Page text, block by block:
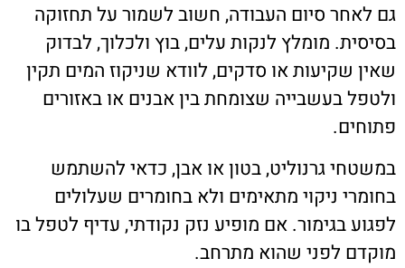
גם לאחר סיום העבודה, חשוב לשמור על תחזוקה
בסיסית. מומלץ לנקות עלים, בוץ ולכלוך, לבדוק
שאין שקיעות או סדקים, לוודא שניקוז המים תקין
ולטפל בעשבייה שצומחת בין אבנים או באזורים
פתוחים.
במשטחי גרנוליט, בטון או אבן, כדאי להשתמש
בחומרי ניקוי מתאימים ולא בחומרים שעלולים
לפגוע בגימור. אם מופיע נזק נקודתי, עדיף לטפל בו
מוקדם לפני שהוא מתרחב.